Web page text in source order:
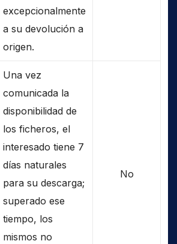
excepcionalmente
a su devolución a
origen.
Una vez
comunicada la
disponibilidad de
los ficheros, el
interesado tiene 7
días naturales
para su descarga;
superado ese
tiempo, los
mismos no
No